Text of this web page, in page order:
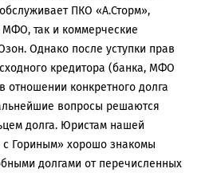
ПКО «А.Сторм»,
МФО, так и коммерческие
Однако после уступки прав
кредитора (банка, МФО
отношении конкретного долга
вопросы решаются
долга. Юристам нашей
с Гориным» хорошо знакомы
долгами от перечисленных